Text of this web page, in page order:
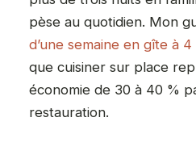
pèse au quotidien. Mon
d’une semaine en gîte à
que cuisiner sur place
économie de 30 à 40 %
restauration.